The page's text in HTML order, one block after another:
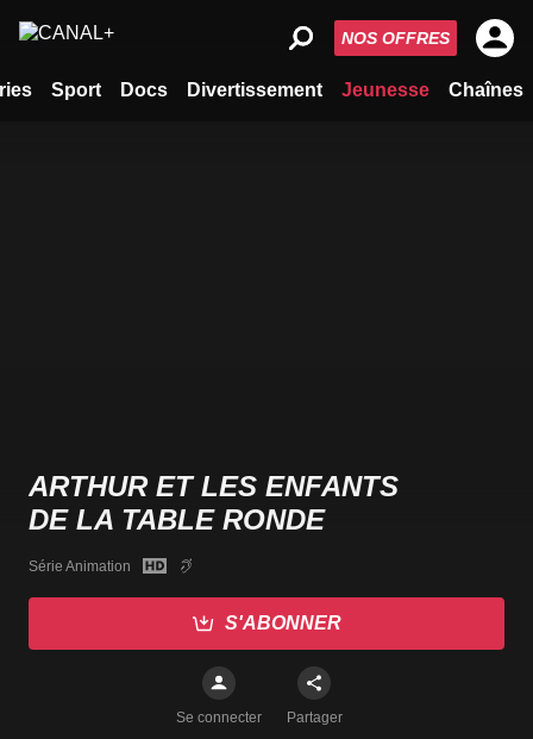
Sport Docs Divertissement Jeunesse Chaînes
NOS OFFRES
ARTHUR ET LES ENFANTS
DE LA TABLE RONDE
Série Animation
S'ABONNER
Se connecter Partager